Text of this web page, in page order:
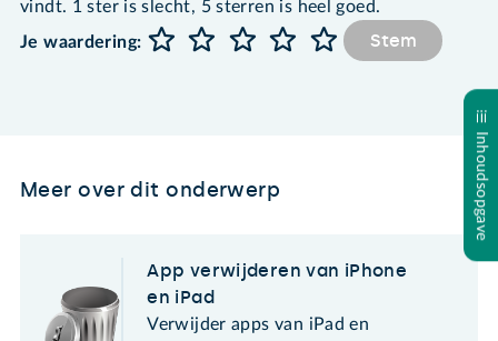
Inhoudsopgave
vindt. 1 ster is slecht, 5 sterren is heel goed.
Je waardering:
Stem
Meer over dit onderwerp
App verwijderen van iPhone
en iPad
Verwijder apps van iPad en